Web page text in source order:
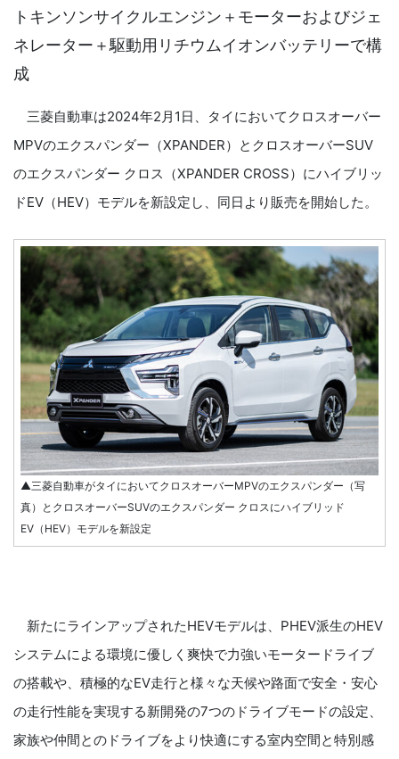
トキンソンサイクルエンジン＋モーターおよびジェ
ネレーター＋駆動用リチウムイオンバッテリーで構
成
三菱自動車は2024年2月1日、タイにおいてクロスオーバー
MPVのエクスパンダー（XPANDER）とクロスオーバーSUV
のエクスパンダー クロス（XPANDER CROSS）にハイブリッ
ドEV（HEV）モデルを新設定し、同日より販売を開始した。
▲三菱自動車がタイにおいてクロスオーバーMPVのエクスパンダー（写
真）とクロスオーバーSUVのエクスパンダー クロスにハイブリッド
EV（HEV）モデルを新設定
新たにラインアップされたHEVモデルは、PHEV派生のHEV
システムによる環境に優しく爽快で力強いモータードライブ
の搭載や、積極的なEV走行と様々な天候や路面で安全・安心
の走行性能を実現する新開発の7つのドライブモードの設定、
家族や仲間とのドライブをより快適にする室内空間と特別感